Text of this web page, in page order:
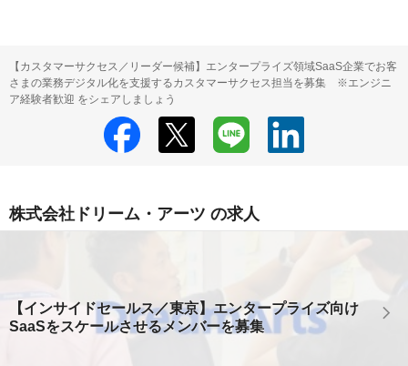
【カスタマーサクセス／リーダー候補】エンタープライズ領域SaaS企業でお客
さまの業務デジタル化を支援するカスタマーサクセス担当を募集 ※エンジニ
ア経験者歓迎 をシェアしましょう
株式会社ドリーム・アーツ の求人
【インサイドセールス／東京】エンタープライズ向け
SaaSをスケールさせるメンバーを募集